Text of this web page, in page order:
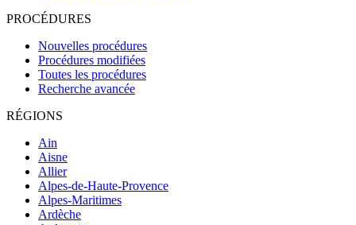
PROCÉDURES
Nouvelles procédures
Procédures modifiées
Toutes les procédures
Recherche avancée
RÉGIONS
Ain
Aisne
Allier
Alpes-de-Haute-Provence
Alpes-Maritimes
Ardèche